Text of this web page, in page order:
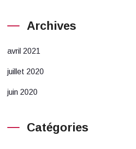
Archives
avril 2021
juillet 2020
juin 2020
Catégories